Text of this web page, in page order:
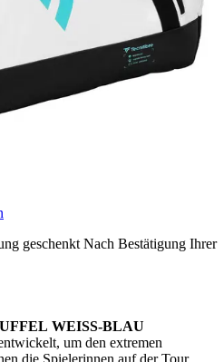
geschenkt Nach Bestätigung Ihrer
WEISS-BLAU
um den extremen
die Spielerinnen auf der Tour